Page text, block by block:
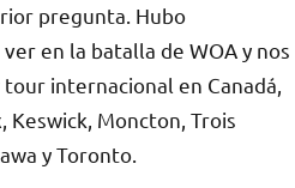
pregunta. Hubo
en la batalla de WOA y nos
internacional en Canadá,
Keswick, Moncton, Trois
y Toronto.